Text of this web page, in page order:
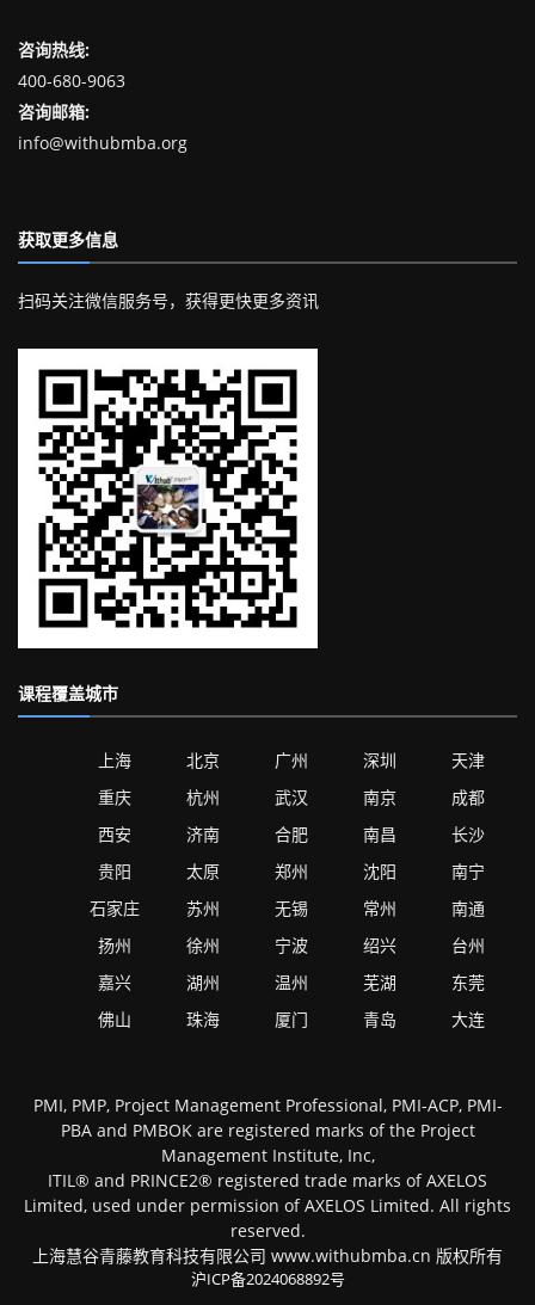
咨询热线:
400-680-9063
咨询邮箱:
info@withubmba.org
获取更多信息
扫码关注微信服务号，获得更快更多资讯
课程覆盖城市
上海 北京 广州 深圳
天津
重庆
杭州 武汉 南京
成都
西安
济南 合肥 南昌
长沙
贵阳
太原 郑州 沈阳
南宁
石家庄
苏州 无锡 常州
南通
扬州
徐州 宁波 绍兴
台州
嘉兴
湖州 温州 芜湖
东莞
佛山
珠海 厦门 青岛 大连
PMI, PMP, Project Management Professional, PMI-ACP, PMI-
PBA and PMBOK are registered marks of the Project
Management Institute, Inc,
ITIL® and PRINCE2® registered trade marks of AXELOS
Limited, used under permission of AXELOS Limited. All rights
reserved.
上海慧谷青藤教育科技有限公司 www.withubmba.cn 版权所有
沪ICP备2024068892号